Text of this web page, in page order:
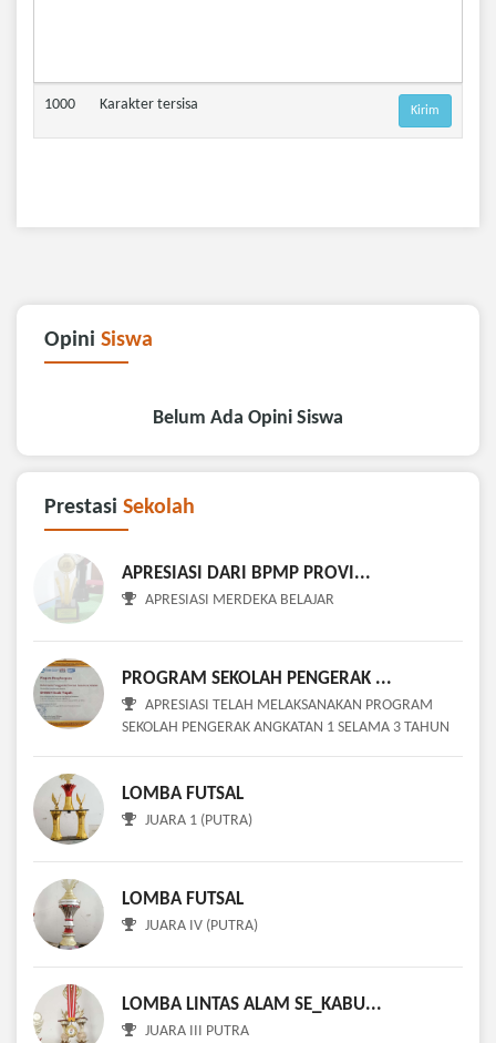
1000 Karakter tersisa
Opini Siswa
Belum Ada Opini Siswa
Prestasi Sekolah
APRESIASI DARI BPMP PROVI...
APRESIASI MERDEKA BELAJAR
PROGRAM SEKOLAH PENGERAK ...
APRESIASI TELAH MELAKSANAKAN PROGRAM
SEKOLAH PENGERAK ANGKATAN 1 SELAMA 3 TAHUN
LOMBA FUTSAL
JUARA 1 (PUTRA)
LOMBA FUTSAL
JUARA IV (PUTRA)
LOMBA LINTAS ALAM SE_KABU...
JUARA III PUTRA